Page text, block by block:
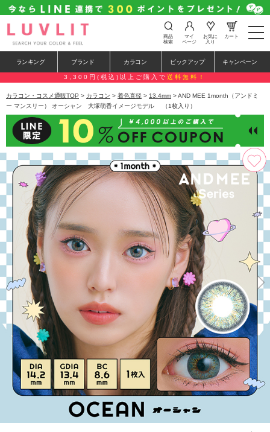
t
o
e
n
a
a
i
o
n
商品
検索
マイ
ページ
お気に
入り
カート
ランキング ブランド カラコン ピックアップ キャンペーン
3,300円(税込)以上ご購入で 送料無料！
カラコン・コスメ通販TOP > カラコン > 着色直径 > 13.4mm > AND MEE 1month（アンドミ
ー マンスリー） オーシャン 大塚萌香イメージモデル （1枚入り）